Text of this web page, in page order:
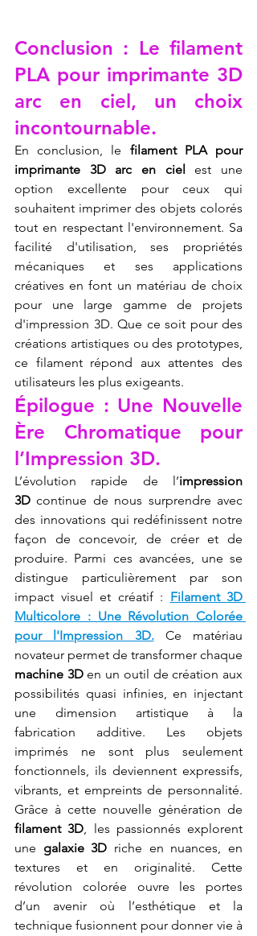
Conclusion : Le filament
PLA pour imprimante 3D
arc en ciel, un choix
incontournable.
En conclusion, le filament PLA pour
imprimante 3D arc en ciel
est une
option excellente pour ceux qui
souhaitent imprimer des objets colorés
tout en respectant l'environnement. Sa
facilité d'utilisation, ses propriétés
mécaniques et ses applications
créatives en font un matériau de choix
pour une large gamme de projets
d'impression 3D. Que ce soit pour des
créations artistiques ou des prototypes,
ce filament répond aux attentes des
utilisateurs les plus exigeants.
Épilogue : Une Nouvelle
Ère Chromatique pour
l’Impression 3D.
L’évolution rapide de l’impression
3D continue de nous surprendre avec
des innovations qui redéfinissent notre
façon de concevoir, de créer et de
produire. Parmi ces avancées, une se
distingue particulièrement par son
impact visuel et créatif : Filament 3D
Multicolore : Une Révolution Colorée
pour l'Impression 3D. Ce matériau
machine 3D en un outil de création aux
possibilités quasi infinies, en injectant
une dimension artistique à la
fabrication additive. Les objets
imprimés ne sont plus seulement
fonctionnels, ils deviennent expressifs,
vibrants, et empreints de personnalité.
filament 3D, les passionnés explorent
une galaxie 3D riche en nuances, en
textures et en originalité. Cette
révolution colorée ouvre les portes
d’un avenir où l’esthétique et la
technique fusionnent pour donner vie à